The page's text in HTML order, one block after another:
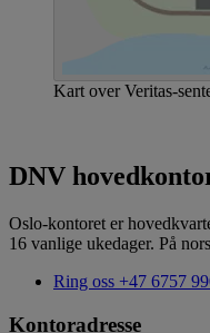
Kart over Veritas-
DNV
Oslo-kontoret er
16 vanlige ukedager. På
Ring oss +47 6757
Kontoradresse